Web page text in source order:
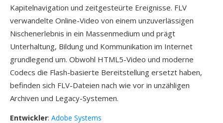
Kapitelnavigation und zeitgesteürte Ereignisse. FLV
verwandelte Online-Video von einem unzuverlässigen
Nischenerlebnis in ein Massenmedium und prägt
Unterhaltung, Bildung und Kommunikation im Internet
grundlegend um. Obwohl HTML5-Video und moderne
Codecs die Flash-basierte Bereitstellung ersetzt haben,
befinden sich FLV-Dateien nach wie vor in unzähligen
Archiven und Legacy-Systemen.
Entwickler: Adobe Systems